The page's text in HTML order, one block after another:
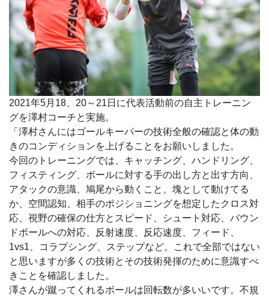
2021年5月18、20～21日に代表活動前の自主トレーニン
グを澤村コーチと実施。
「澤村さんにはゴールキーパーの技術全般の確認と体の動
きのコンディションを上げることをお願いしました。
今回のトレーニングでは、キャッチング、ハンドリング、
フィスティング、ボールに対する手の出し方と出す方向、
アタックの意識、鳩尾から動くこと、塊として動けてる
か、空間認知、相手のポジショニングを想定したクロス対
応、視野の確保の仕方とスピード、シュート対応、バウン
ドボールへの対応、反射速度、反応速度、フィード、
1vs1、コラプシング、ステップなど。これで全部ではない
と思いますが多くの技術とその技術発揮のために意識すべ
きことを確認しました。
澤さんが蹴ってくれるボールは回転数が多いいです。不規